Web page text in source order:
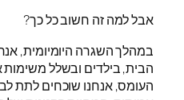
אבל למה זה חשוב כל כך?
במהלך השגרה היומיומית,
הבית, בילדים ובשלל
העומס, אנחנו שוכחים לתת